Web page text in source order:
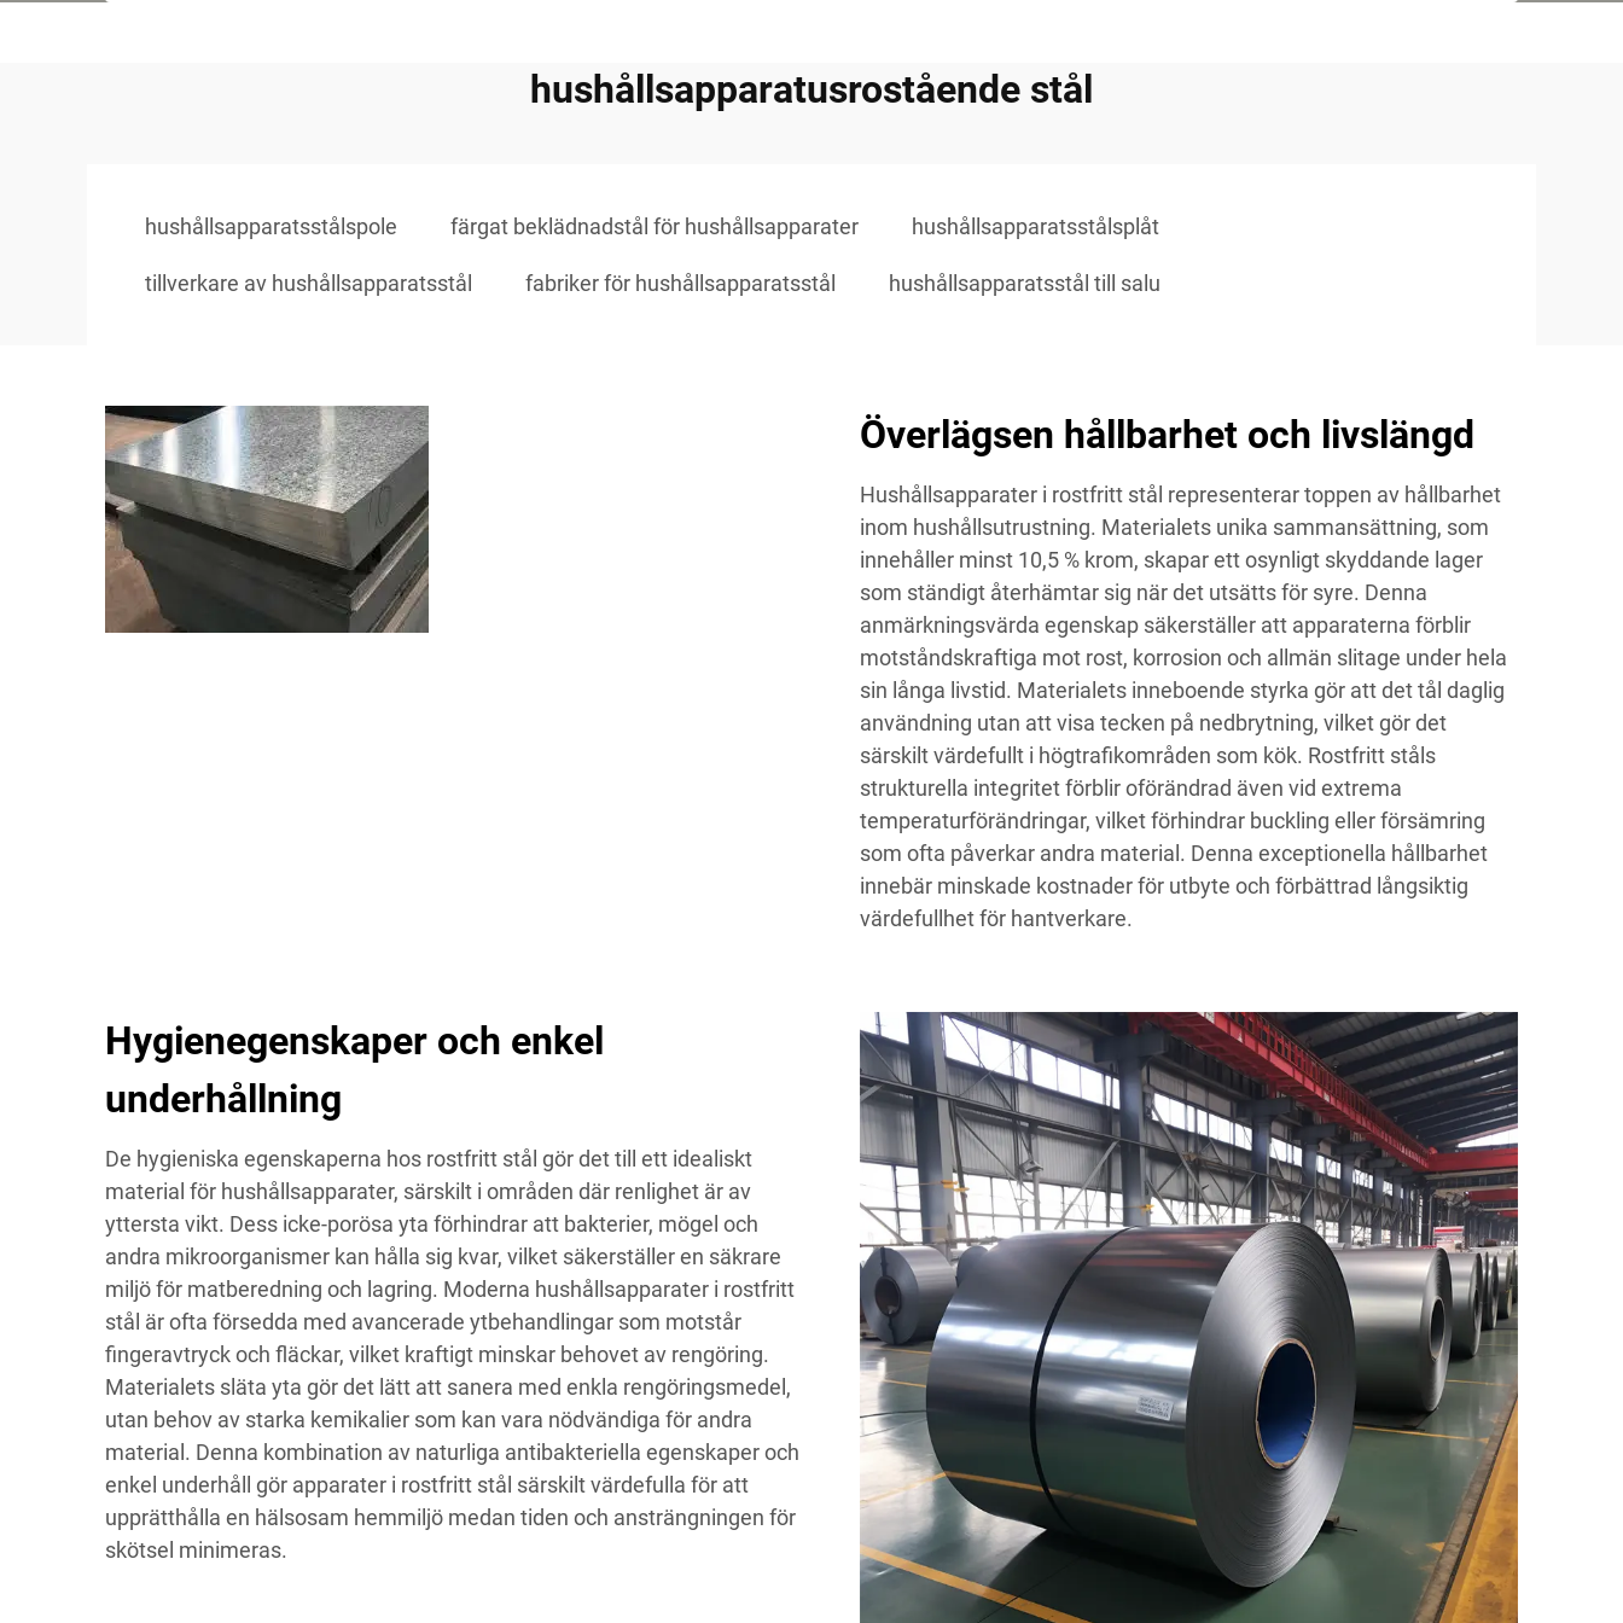
hushållsapparatusrostående stål
hushållsapparatsstålspole färgat beklädnadstål för hushållsapparater hushållsapparatsstålsplåt
tillverkare av hushållsapparatsstål fabriker för hushållsapparatsstål hushållsapparatsstål till salu
Överlägsen hållbarhet och livslängd
Hushållsapparater i rostfritt stål representerar toppen av hållbarhet
inom hushållsutrustning. Materialets unika sammansättning, som
innehåller minst 10,5 % krom, skapar ett osynligt skyddande lager
som ständigt återhämtar sig när det utsätts för syre. Denna
anmärkningsvärda egenskap säkerställer att apparaterna förblir
motståndskraftiga mot rost, korrosion och allmän slitage under hela
sin långa livstid. Materialets inneboende styrka gör att det tål daglig
användning utan att visa tecken på nedbrytning, vilket gör det
särskilt värdefullt i högtrafikområden som kök. Rostfritt ståls
strukturella integritet förblir oförändrad även vid extrema
temperaturförändringar, vilket förhindrar buckling eller försämring
som ofta påverkar andra material. Denna exceptionella hållbarhet
innebär minskade kostnader för utbyte och förbättrad långsiktig
värdefullhet för hantverkare.
Hygienegenskaper och enkel
underhållning
De hygieniska egenskaperna hos rostfritt stål gör det till ett idealiskt
material för hushållsapparater, särskilt i områden där renlighet är av
yttersta vikt. Dess icke-porösa yta förhindrar att bakterier, mögel och
andra mikroorganismer kan hålla sig kvar, vilket säkerställer en säkrare
miljö för matberedning och lagring. Moderna hushållsapparater i rostfritt
stål är ofta försedda med avancerade ytbehandlingar som motstår
fingeravtryck och fläckar, vilket kraftigt minskar behovet av rengöring.
Materialets släta yta gör det lätt att sanera med enkla rengöringsmedel,
utan behov av starka kemikalier som kan vara nödvändiga för andra
material. Denna kombination av naturliga antibakteriella egenskaper och
enkel underhåll gör apparater i rostfritt stål särskilt värdefulla för att
upprätthålla en hälsosam hemmiljö medan tiden och ansträngningen för
skötsel minimeras.